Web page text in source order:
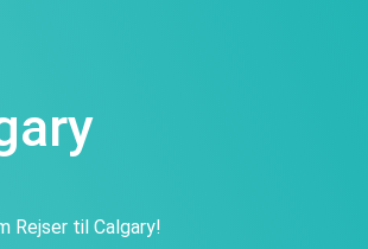
Rejser til Calgary!